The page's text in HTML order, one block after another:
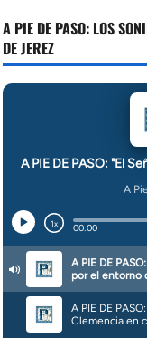
A PIE DE PASO: LOS
DE JEREZ